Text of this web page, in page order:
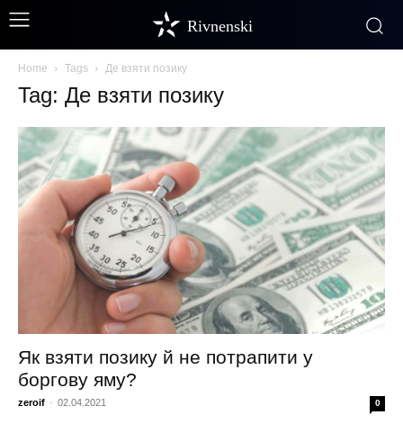
Rivnenski
Home Tags Де взяти позику
Tag: Де взяти позику
Як взяти позику й не потрапити у
боргову яму?
zeroif - 02.04.2021 0